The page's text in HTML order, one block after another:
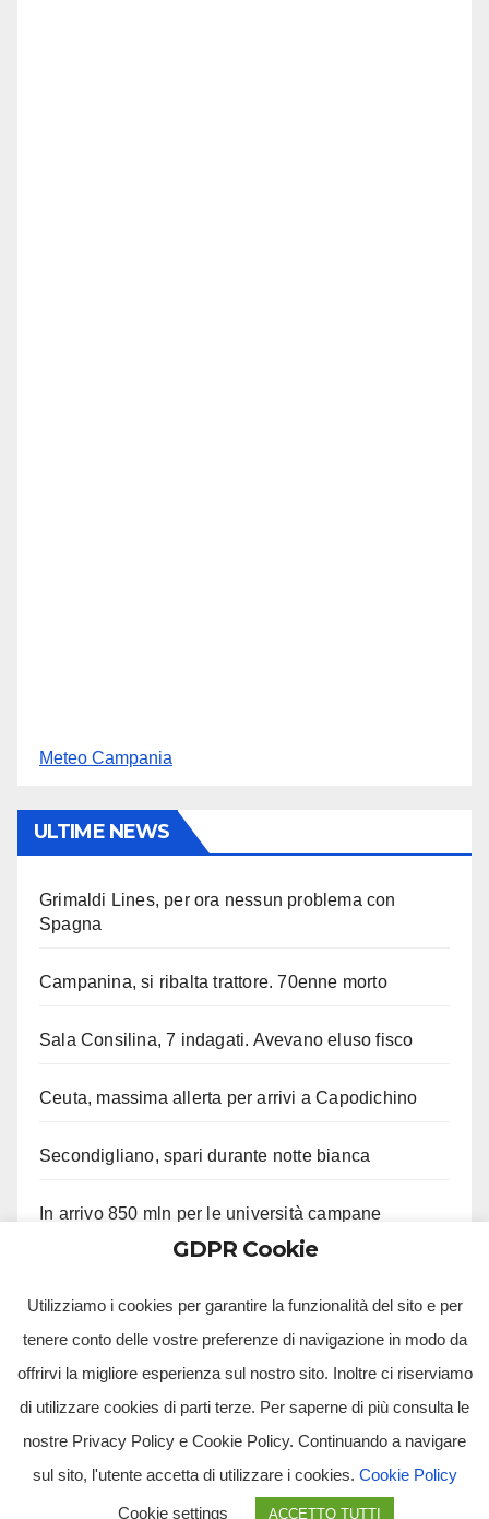
Meteo Campania
ULTIME NEWS
Grimaldi Lines, per ora nessun problema con
Spagna
Campanina, si ribalta trattore. 70enne morto
Sala Consilina, 7 indagati. Avevano eluso fisco
Ceuta, massima allerta per arrivi a Capodichino
Secondigliano, spari durante notte bianca
In arrivo 850 mln per le università campane
Tv Multimidia Srl - Via Giulio Natta, SNC, 80126, Napoli (NA).
GDPR Cookie
Utilizziamo i cookies per garantire la funzionalità del sito e per
tenere conto delle vostre preferenze di navigazione in modo da
offrirvi la migliore esperienza sul nostro sito. Inoltre ci riserviamo
di utilizzare cookies di parti terze. Per saperne di più consulta le
nostre Privacy Policy e Cookie Policy. Continuando a navigare
sul sito, l'utente accetta di utilizzare i cookies. Cookie Policy
Cookie settings ACCETTO TUTTI